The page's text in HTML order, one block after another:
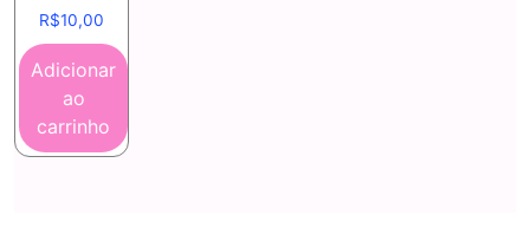
R$10,00
Adicionar
ao
carrinho